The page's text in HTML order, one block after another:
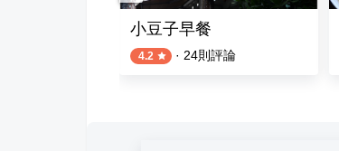
小豆子早餐
4.2 · 24則評論